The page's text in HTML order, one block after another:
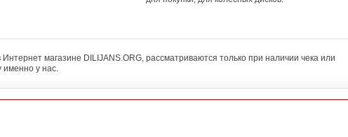
магазине DILIJANS.ORG, рассматриваются только при наличии чека или
именно у нас.